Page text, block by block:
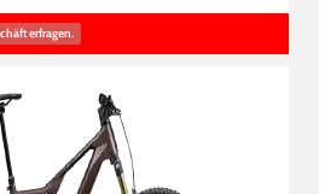
erfragen.